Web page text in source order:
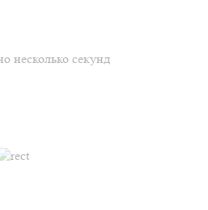
несколько секунд